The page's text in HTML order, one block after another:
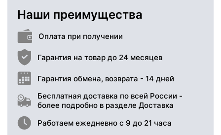
Наши преимущества
Оплата при получении
Гарантия на товар до 24 месяцев
Гарантия обмена, возврата - 14 дней
Бесплатная доставка по всей России -
более подробно в разделе Доставка
Работаем ежедневно с 9 до 21 часа